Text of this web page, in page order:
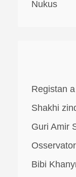
Nukus
Registan
Shakhi
Guri Amir
Bibi